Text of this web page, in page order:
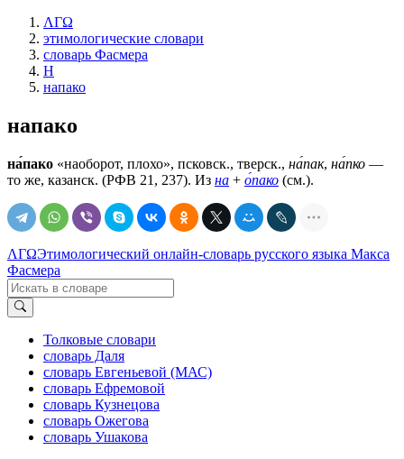
ΛΓΩ
этимологические словари
словарь Фасмера
Н
напако
напако
на́пако «наоборот, плохо», псковск., тверск., на́пак, на́пко —
то же, казанск. (РФВ 21, 237). Из на + о́пако (см.).
ΛΓΩЭтимологический онлайн-словарь русского языка Макса
Фасмера
Толковые словари
словарь Даля
словарь Евгеньевой (МАС)
словарь Ефремовой
словарь Кузнецова
словарь Ожегова
словарь Ушакова